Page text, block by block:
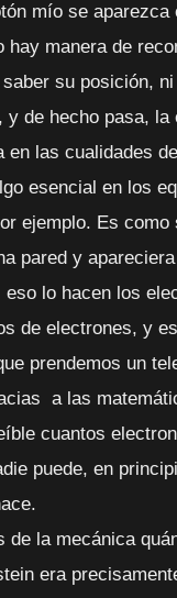
mío se aparezca
hay manera de
su posición,
y de hecho pasa, la
en las cualidades
esencial en los
ejemplo. Es como
pared y
eso lo hacen los
de electrones, y
prendemos un
a las
cuantos
puede, en
de la mecánica
era